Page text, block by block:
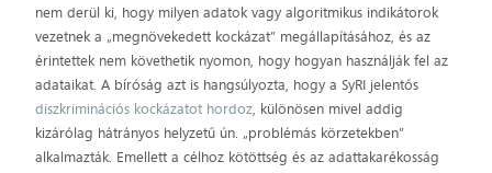
nem derül ki, hogy milyen adatok vagy algoritmikus indikátorok
vezetnek a „megnövekedett kockázat” megállapításához, és az
érintettek nem követhetik nyomon, hogy hogyan használják fel az
adataikat. A bíróság azt is hangsúlyozta, hogy a SyRI jelentős
diszkriminációs kockázatot hordoz, különösen mivel addig
kizárólag hátrányos helyzetű ún. „problémás körzetekben”
alkalmazták. Emellett a célhoz kötöttség és az adattakarékosság